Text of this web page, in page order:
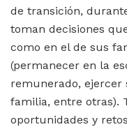
de transición,
toman decisiones
como en el de sus
(permanecer en la
remunerado,
familia, entre otras).
oportunidades y